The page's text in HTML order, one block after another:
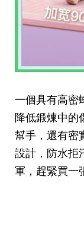
一個具有高密
降低鍛煉中的
幫手，還有密
設計，防水拒
軍，趕緊買一